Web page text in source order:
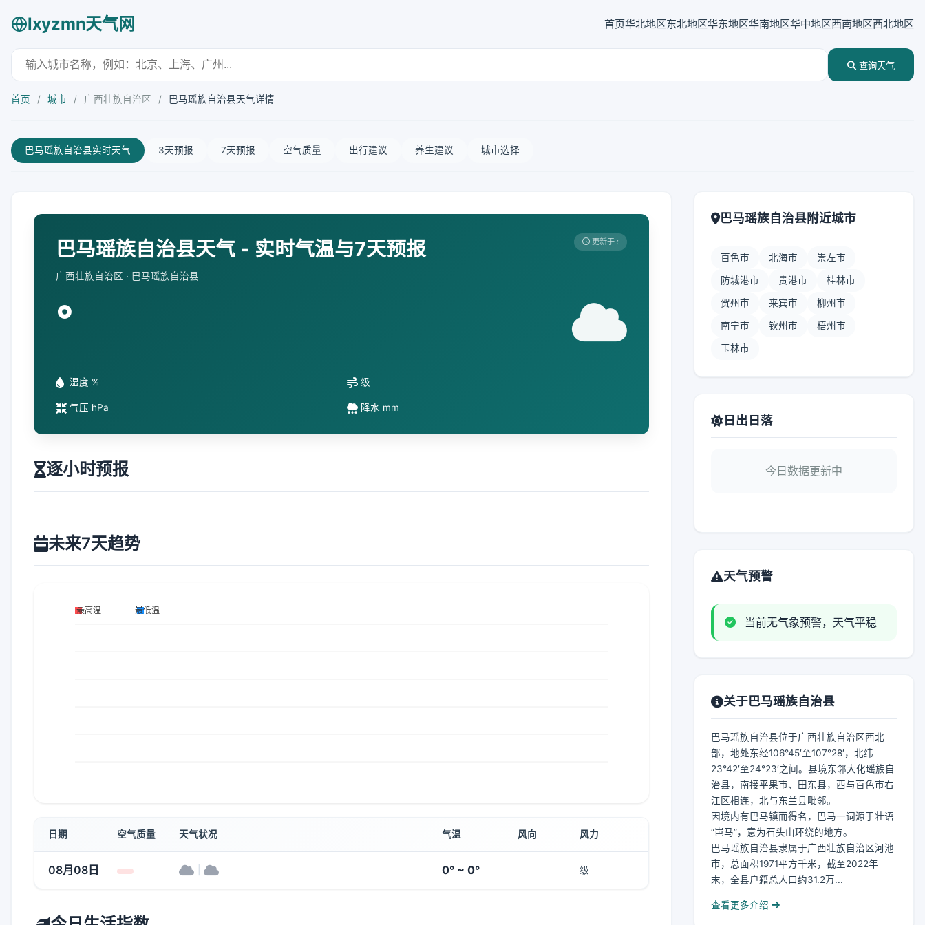
lxyzmn天气网 首页华北地区东北地区华东地区华南地区华中地区西南地区西北地区
查询天气
首页 / 城市 / 广西壮族自治区 / 巴马瑶族自治县天气详情
巴马瑶族自治县实时天气 3天预报 7天预报 空气质量 出行建议 养生建议 城市选择
巴马瑶族自治县天气 - 实时气温与7天预报
广西壮族自治区 · 巴马瑶族自治县
更新于 :
°
湿度 % 级
气压 hPa 降水 mm
逐小时预报
未来7天趋势
日期 空气质量 天气状况 气温 风向 风力
08月08日 0° ~ 0° 级
巴马瑶族自治县附近城市
百色市 北海市 崇左市
防城港市 贵港市 桂林市
贺州市 来宾市 柳州市
南宁市 钦州市 梧州市
玉林市
日出日落
今日数据更新中
天气预警
当前无气象预警，天气平稳
关于巴马瑶族自治县
巴马瑶族自治县位于广西壮族自治区西北
部，地处东经106°45′至107°28′，北纬
23°42′至24°23′之间。县境东邻大化瑶族自
治县，南接平果市、田东县，西与百色市右
江区相连，北与东兰县毗邻。
因境内有巴马镇而得名，巴马一词源于壮语
“岜马”，意为石头山环绕的地方。
巴马瑶族自治县隶属于广西壮族自治区河池
市，总面积1971平方千米，截至2022年
末，全县户籍总人口约31.2万...
查看更多介绍